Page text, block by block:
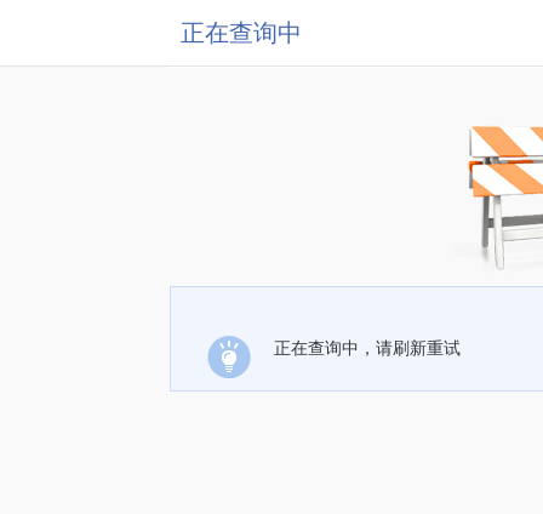
正在查询中
正在查询中，请刷新重试